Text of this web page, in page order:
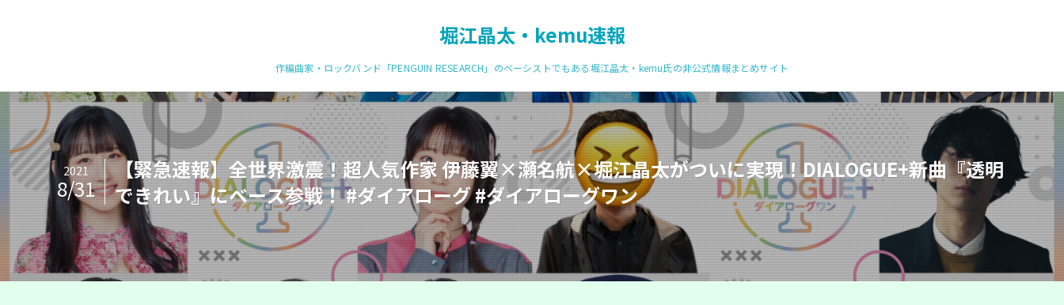
堀江晶太・kemu速報
作編曲家・ロックバンド「PENGUIN RESEARCH」のベーシストでもある堀江晶太・kemu氏の非公式情報まとめサイト
【緊急速報】全世界激震！超人気作家 伊藤翼×瀬名航×堀江晶太がついに実現！DIALOGUE+新曲『透明
できれい』にベース参戦！ #ダイアローグ #ダイアローグワン
2021
8/31